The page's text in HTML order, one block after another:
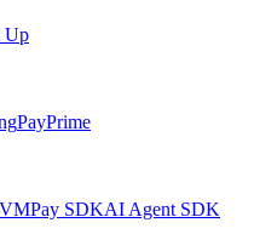
Up
PayPrime
Pay SDKAI Agent SDK